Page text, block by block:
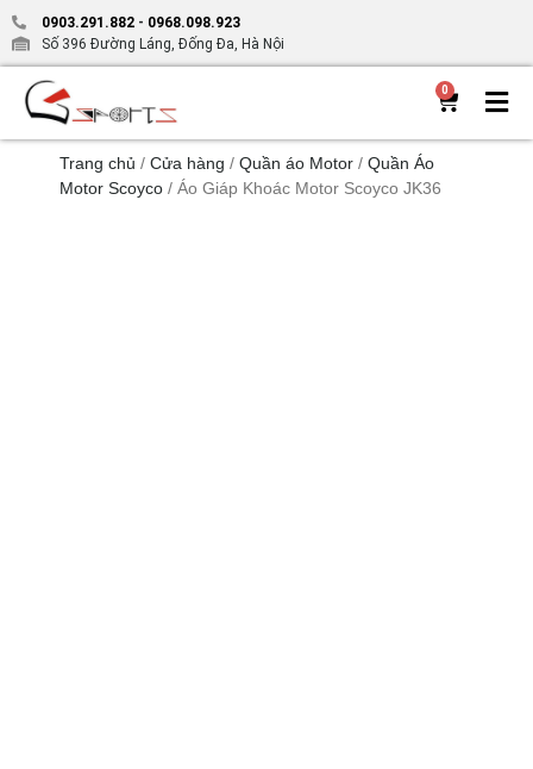
0903.291.882 - 0968.098.923
Số 396 Đường Láng, Đống Đa, Hà Nội
0
Trang chủ / Cửa hàng / Quần áo Motor / Quần Áo
Motor Scoyco / Áo Giáp Khoác Motor Scoyco JK36